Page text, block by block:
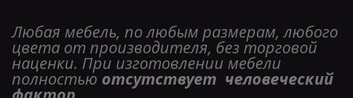
Любая мебель, по любым размерам, любого
цвета от производителя, без торговой
наценки. При изготовлении мебели
полностью отсутствует  человеческий